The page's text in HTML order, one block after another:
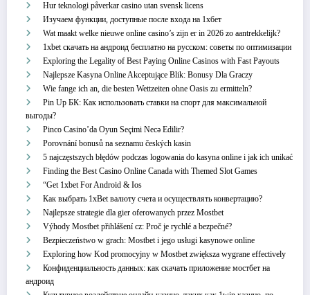
Hur teknologi påverkar casino utan svensk licens
Изучаем функции, доступные после входа на 1хбет
Wat maakt welke nieuwe online casino’s zijn er in 2026 zo aantrekkelijk?
1xbet скачать на андроид бесплатно на русском: советы по оптимизации
Exploring the Legality of Best Paying Online Casinos with Fast Payouts
Najlepsze Kasyna Online Akceptujące Blik: Bonusy Dla Graczy
Wie fange ich an, die besten Wettzeiten ohne Oasis zu ermitteln?
Pin Up БК: Как использовать ставки на спорт для максимальной
выгоды?
Pinco Casino’da Oyun Seçimi Necə Edilir?
Porovnání bonusů na seznamu českých kasin
5 najczęstszych błędów podczas logowania do kasyna online i jak ich unikać
Finding the Best Casino Online Canada with Themed Slot Games
“Get 1xbet For Android & Ios
Как выбрать 1xBet валюту счета и осуществлять конвертацию?
Najlepsze strategie dla gier oferowanych przez Mostbet
Výhody Mostbet přihlášení cz: Proč je rychlé a bezpečné?
Bezpieczeństwo w grach: Mostbet i jego usługi kasynowe online
Exploring how Kod promocyjny w Mostbet zwiększa wygrane effectively
Конфиденциальность данных: как скачать приложение мостбет на
андроид